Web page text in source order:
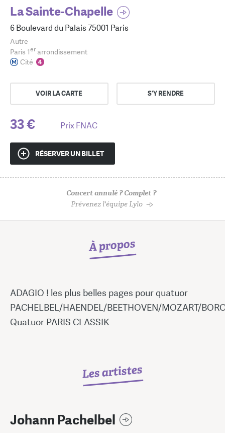
La Sainte-Chapelle
6 Boulevard du Palais 75001 Paris
Autre
Paris 1erarrondissement
Cité
VOIR LA CARTE S'Y RENDRE
33 € Prix FNAC
RÉSERVER UN BILLET
Concert annulé ? Complet ?
Prévenez l'équipe Lylo
À propos
ADAGIO ! les plus belles pages pour quatuor
PACHELBEL/HAENDEL/BEETHOVEN/MOZART/
Quatuor PARIS CLASSIK
Les artistes
Johann Pachelbel